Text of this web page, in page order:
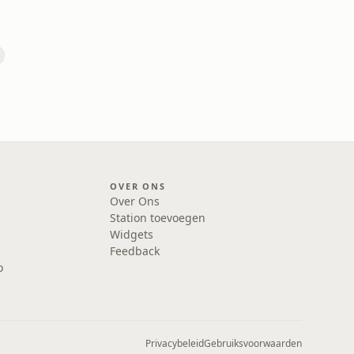
OVER ONS
Over Ons
Station toevoegen
Widgets
Feedback
PrivacybeleidGebruiksvoorwaarden